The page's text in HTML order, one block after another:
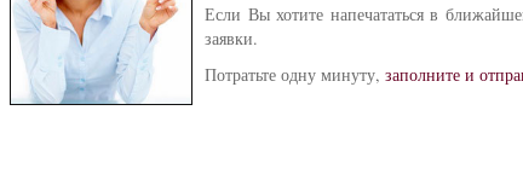
Если Вы хотите напечататься в
заявки.
Потратьте одну минуту, заполните и